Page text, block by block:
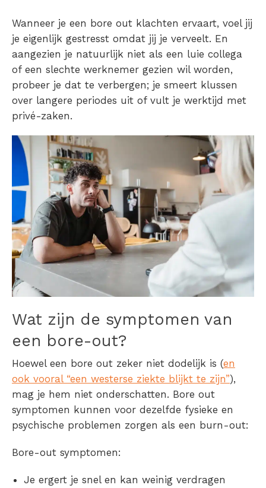
Wanneer je een bore out klachten ervaart, voel jij
je eigenlijk gestresst omdat jij je verveelt. En
aangezien je natuurlijk niet als een luie collega
of een slechte werknemer gezien wil worden,
probeer je dat te verbergen; je smeert klussen
over langere periodes uit of vult je werktijd met
privé-zaken.
Wat zijn de symptomen van
een bore-out?
Hoewel een bore out zeker niet dodelijk is (en
ook vooral “een westerse ziekte blijkt te zijn”),
mag je hem niet onderschatten. Bore out
symptomen kunnen voor dezelfde fysieke en
psychische problemen zorgen als een burn-out:
Bore-out symptomen:
Je ergert je snel en kan weinig verdragen